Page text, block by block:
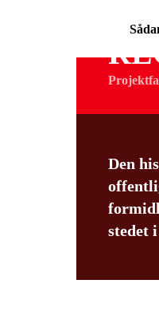
Den
stedet